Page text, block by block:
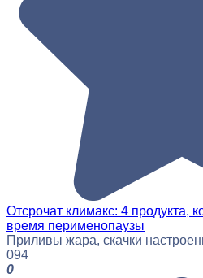
Отсрочат климакс: 4 продукта,
время перименопаузы
Приливы жара, скачки
094
0